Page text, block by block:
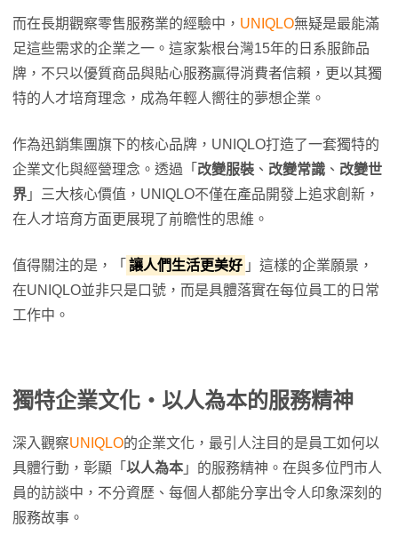
而在長期觀察零售服務業的經驗中， UNIQLO無疑是最能滿
足這些需求的企業之一。這家紮根台灣15年的日系服飾品
牌，不只以優質商品與貼心服務贏得消費者信賴，更以其獨
特的人才培育理念，成為年輕人嚮往的夢想企業。
作為迅銷集團旗下的核心品牌，UNIQLO打造了一套獨特的
企業文化與經營理念。透過「 改變服裝 、 改變常識 、 改變世
界 」三大核心價值，UNIQLO不僅在產品開發上追求創新，
在人才培育方面更展現了前瞻性的思維。
值得關注的是，「 讓人們生活更美好 」這樣的企業願景，
在UNIQLO並非只是口號，而是具體落實在每位員工的日常
工作中。
獨特企業文化・以人為本的服務精神
深入觀察UNIQLO的企業文化，最引人注目的是員工如何以
具體行動，彰顯「 以人為本 」的服務精神。在與多位門市人
員的訪談中，不分資歷、每個人都能分享出令人印象深刻的
服務故事。